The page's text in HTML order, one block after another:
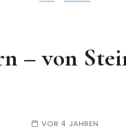
– von
VOR 4 JAHREN